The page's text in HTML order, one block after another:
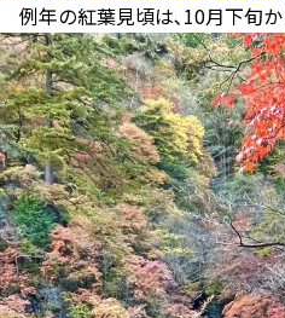
例年の紅葉見頃は､10月下旬か